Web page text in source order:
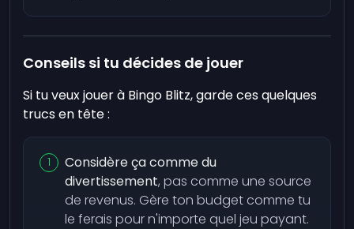
Conseils si tu décides de jouer
Si tu veux jouer à Bingo Blitz, garde ces quelques
trucs en tête :
Considère ça comme du
divertissement, pas comme une source
de revenus. Gère ton budget comme tu
le ferais pour n'importe quel jeu payant.